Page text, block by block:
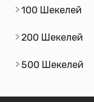
100 Шекелей
200 Шекелей
500 Шекелей